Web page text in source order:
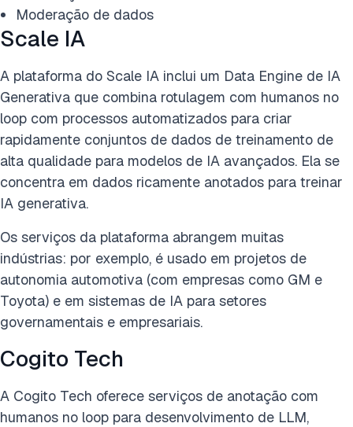
Moderação de dados
Scale IA
A plataforma do Scale IA inclui um Data Engine de IA
Generativa que combina rotulagem com humanos no
loop com processos automatizados para criar
rapidamente conjuntos de dados de treinamento de
alta qualidade para modelos de IA avançados. Ela se
concentra em dados ricamente anotados para treinar
IA generativa.
Os serviços da plataforma abrangem muitas
indústrias: por exemplo, é usado em projetos de
autonomia automotiva (com empresas como GM e
Toyota) e em sistemas de IA para setores
governamentais e empresariais.
Cogito Tech
A Cogito Tech oferece serviços de anotação com
humanos no loop para desenvolvimento de LLM,